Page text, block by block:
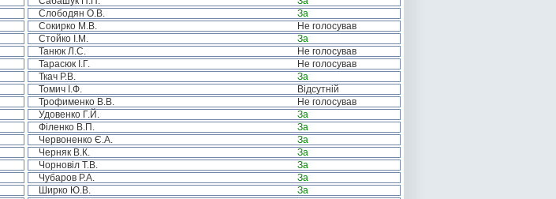
Слободян О.В.
За
Сокирко М.В.
Не голосував
Стойко І.М.
За
Танюк Л.С.
Не голосував
Тарасюк І.Г.
Не голосував
Ткач Р.В.
За
Томич І.Ф.
Відсутній
Трофименко В.В.
Не голосував
Удовенко Г.Й.
За
Філенко В.П.
За
Червоненко Є.А.
За
Черняк В.К.
За
Чорновіл Т.В.
За
Чубаров Р.А.
За
Ширко Ю.В.
За